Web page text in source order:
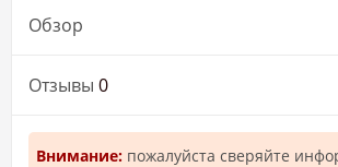
Обзор
Отзывы 0
Внимание: пожалуйста сверяйте